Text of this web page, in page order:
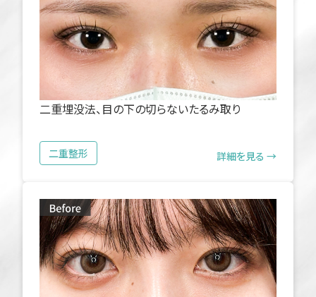
二重埋没法、目の下の切らないたるみ取り
二重整形 詳細を見る →